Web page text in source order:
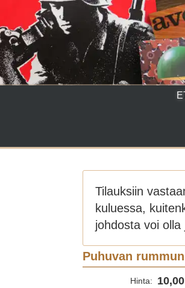
Tilauksiin
kuluessa,
johdosta voi
Puhuvan
Hinta: